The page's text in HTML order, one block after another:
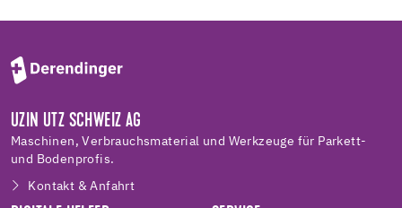
UZIN UTZ SCHWEIZ AG
Maschinen, Verbrauchsmaterial und Werkzeuge für Parkett-
und Bodenprofis.
Kontakt & Anfahrt